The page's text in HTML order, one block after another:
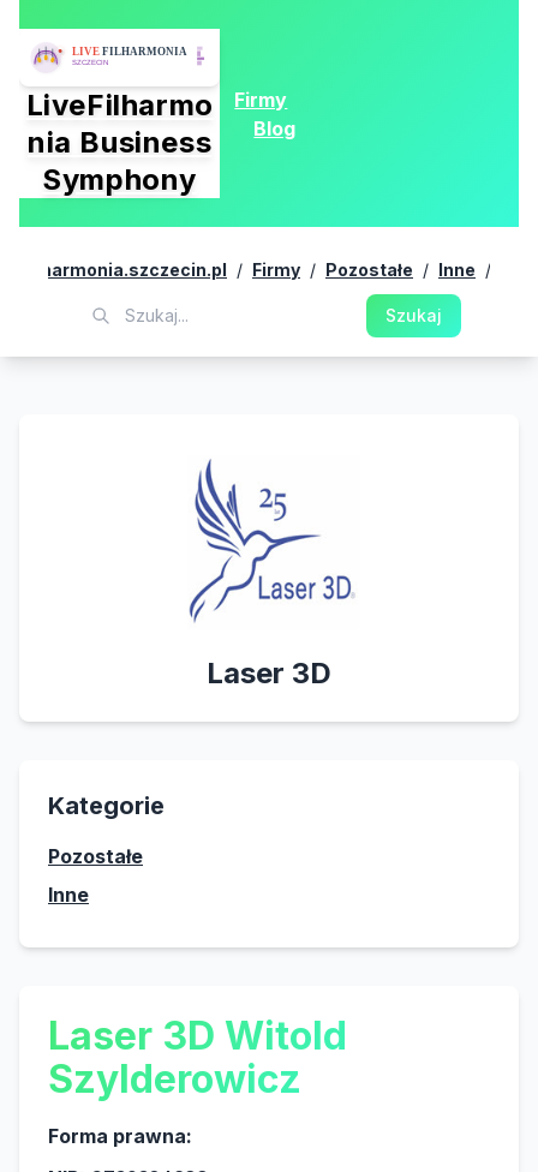
LiveFilharmo
nia Business
Symphony
Firmy
Blog
/ Firmy / Pozostałe / Inne /
Szukaj
Laser 3D
Kategorie
Pozostałe
Inne
Laser 3D Witold
Szylderowicz
Forma prawna: